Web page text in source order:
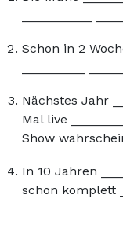
__________
Schon in 2
_________
Nächstes Jahr
Mal live
Show
In 10 Jahren
schon komplett